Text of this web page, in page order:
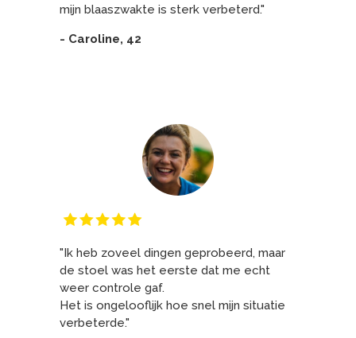
mijn blaaszwakte is sterk verbeterd."
- Caroline, 42
"Ik heb zoveel dingen geprobeerd, maar
de stoel was het eerste dat me echt
weer controle gaf.
Het is ongelooflijk hoe snel mijn situatie
verbeterde."